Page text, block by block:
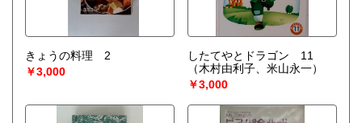
きょうの料理 2
￥3,000
したてやとドラゴン 11
（木村由利子、米山永一）
￥3,000